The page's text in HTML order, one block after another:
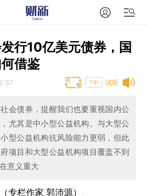
行10亿美元债券，国
借鉴
试听
T中
会债券，提醒我们也要重视国内公
尤其是中小型公益机构。与大型公
型公益机构抗风险能力更弱，但此
项目和大型公益机构项目覆盖不到
意义重大
专栏作家 郭沛源）